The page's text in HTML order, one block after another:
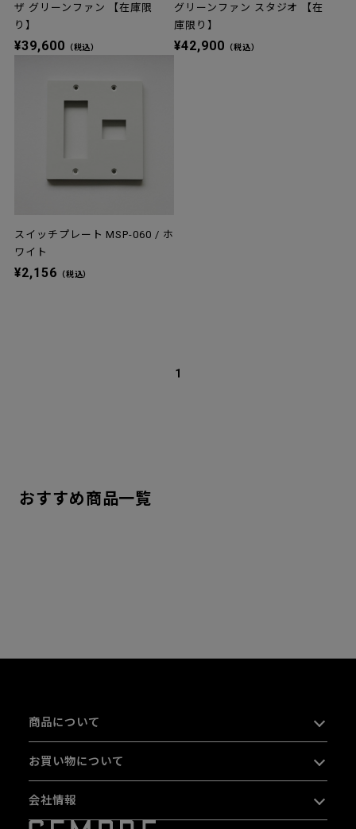
ザ グリーンファン 【在庫限
り】
¥39,600 （税込）
グリーンファン スタジオ 【在
庫限り】
¥42,900 （税込）
スイッチプレート MSP-060 / ホ
ワイト
¥2,156 （税込）
1
おすすめ商品一覧
商品について
お買い物について
会社情報